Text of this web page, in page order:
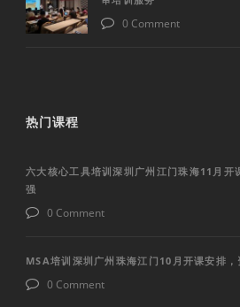
0 Comment
热门课程
六大核心工具培训深圳广州江门珠海11月开
强
0 Comment
MSA培训深圳广州珠海江门10月开课安排
0 Comment